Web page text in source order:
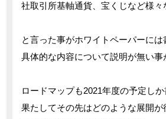
社取引所基軸通貨、宝くじなど様々
と言った事がホワイトペーパーには
具体的な内容について説明が無い事
ロードマップも2021年度の予定しか
果たしてその先はどのような展開が